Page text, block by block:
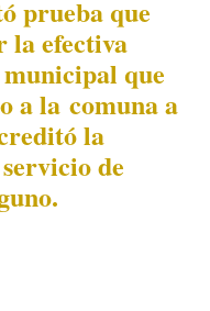
prueba que
efectiva
que
a la comuna a
la
de